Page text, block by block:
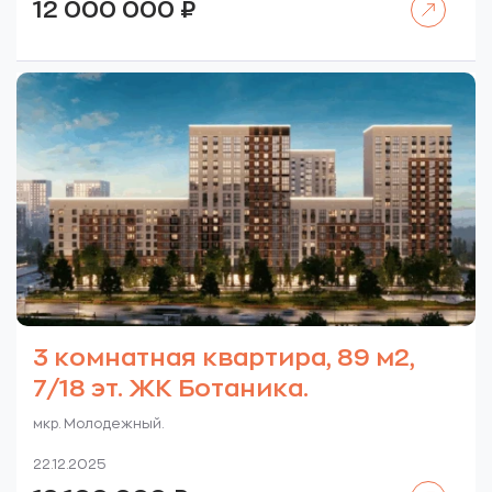
12 000 000 ₽
3 комнатная квартира, 89 м2,
7/18 эт. ЖК Ботаника.
мкр. Молодежный.
22.12.2025